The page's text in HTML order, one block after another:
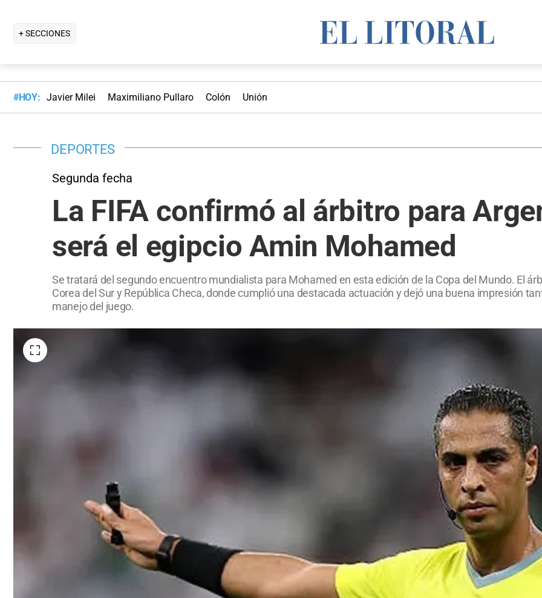
+ SECCIONES
#HOY: Javier Milei Maximiliano Pullaro Colón Unión
DEPORTES
Segunda fecha
La FIFA confirmó al árbitro para
será el egipcio Amin Mohamed
Se tratará del segundo encuentro mundialista para Mohamed en esta edición de la Copa del Mundo. El
Corea del Sur y República Checa, donde cumplió una destacada actuación y dejó una buena impresión
manejo del juego.